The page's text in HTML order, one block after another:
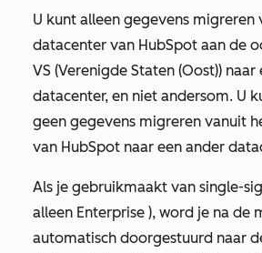
U kunt alleen gegevens migreren
datacenter van HubSpot aan de
VS (Verenigde Staten (Oost)) naar
datacenter, en niet andersom. U
geen gegevens migreren vanuit
van HubSpot naar een ander
Als je gebruikmaakt van single-
alleen Enterprise ), word je na de
automatisch doorgestuurd naar